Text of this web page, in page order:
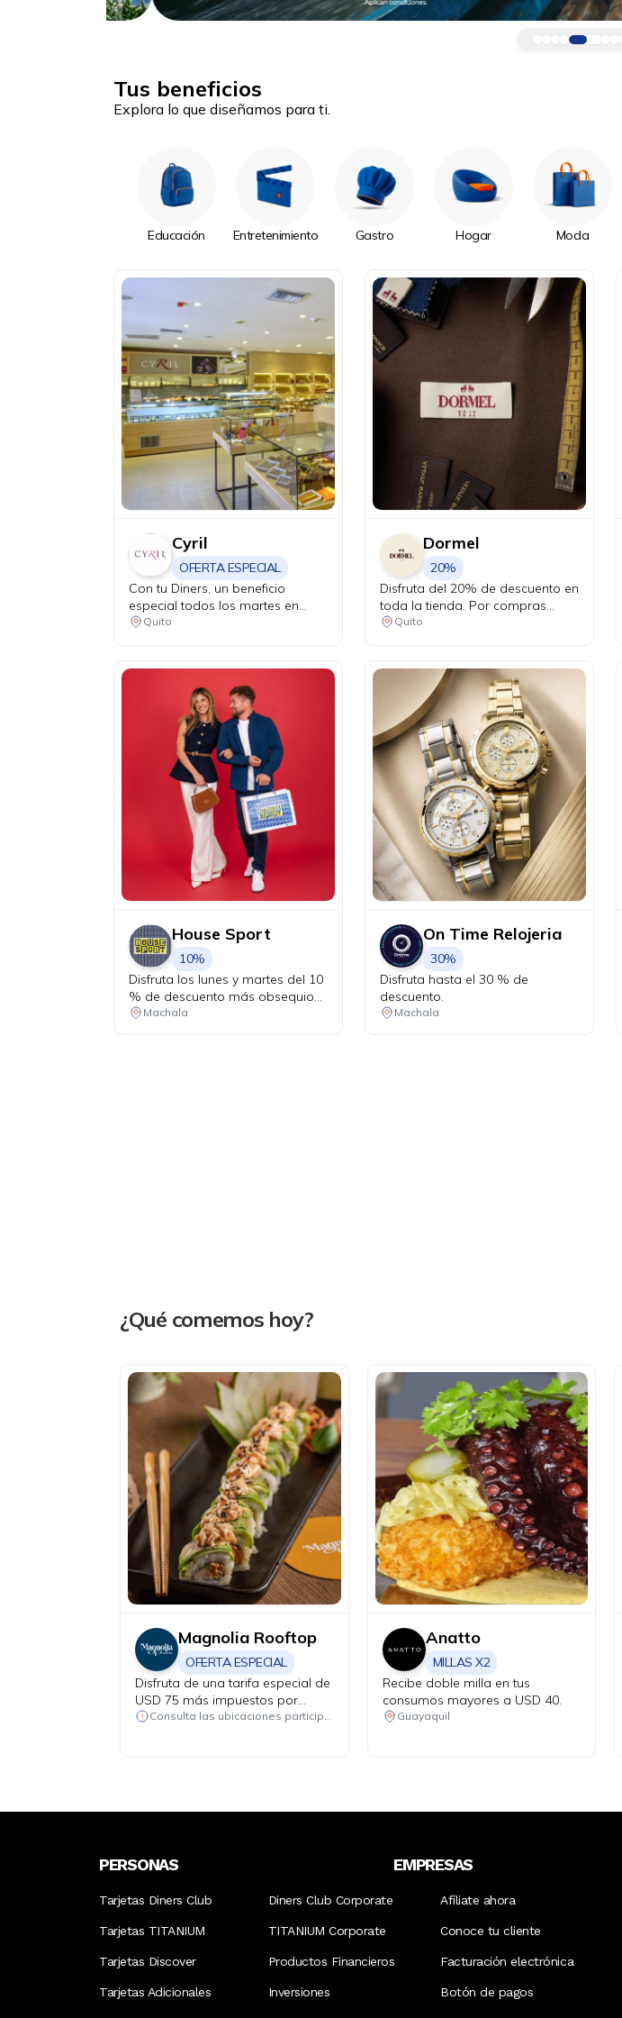
Tus beneficios
Explora lo que diseñamos para ti.
Educación Entretenimiento Gastro Hogar Moda
Cyril
OFERTA ESPECIAL
Con tu Diners, un beneficio
especial todos los martes en
bebidas calientes, postres
Quito
Dormel
20%
Disfruta del 20% de descuento en
toda la tienda. Por compras
superiores a USD 300 realizadas
sorteo de increíbles premios: un
traje oficial de la Selección del
Ecuador confeccionado a
medida y un balón FIFA oficial
firmado por sus jugadores.
Quito
House Sport
10%
Disfruta los lunes y martes del 10
% de descuento más obsequio
sorpresa por tu compra.
Machala
On Time Relojeria
30%
Disfruta hasta el 30 % de
descuento.
Machala
¿Qué comemos hoy?
Magnolia Rooftop
OFERTA ESPECIAL
Disfruta de una tarifa especial de
USD 75 más impuestos por
noche en habitación Relax
Consulta las ubicaciones participantes
Anatto
MILLAS X2
Recibe doble milla en tus
consumos mayores a USD 40.
Guayaquil
PERSONAS
Tarjetas Diners Club
Tarjetas TITANIUM
Tarjetas Discover
Tarjetas Adicionales
EMPRESAS
Diners Club Corporate
TITANIUM Corporate
Productos Financieros
Inversiones
Afíliate ahora
Conoce tu cliente
Facturación electrónica
Botón de pagos